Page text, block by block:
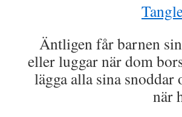
Äntligen får barnen
eller luggar när dom
lägga alla sina
när